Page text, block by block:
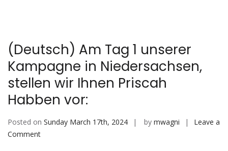
wir
Ihnen
die
Margareth
vor
(Deutsch) Am Tag 1 unserer
Kampagne in Niedersachsen,
stellen wir Ihnen Priscah
Habben vor:
Posted on Sunday March 17th, 2024 by mwagni
Leave a
Commenton